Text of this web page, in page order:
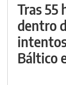
Tras 55
dentro
Báltico